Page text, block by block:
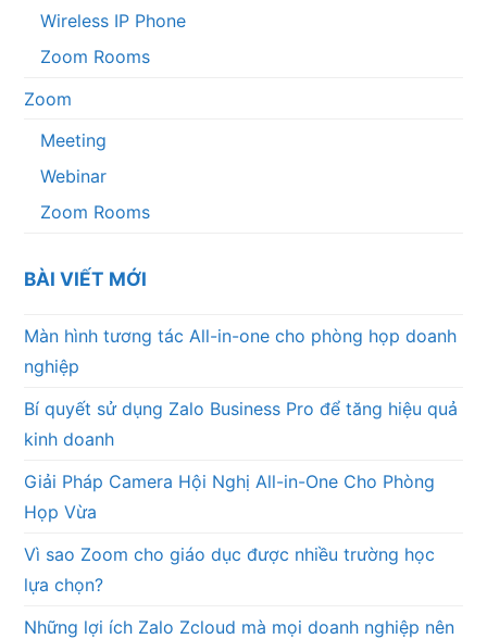
Wireless IP Phone
Zoom Rooms
Zoom
Meeting
Webinar
Zoom Rooms
BÀI VIẾT MỚI
Màn hình tương tác All-in-one cho phòng họp doanh
nghiệp
Bí quyết sử dụng Zalo Business Pro để tăng hiệu quả
kinh doanh
Giải Pháp Camera Hội Nghị All-in-One Cho Phòng
Họp Vừa
Vì sao Zoom cho giáo dục được nhiều trường học
lựa chọn?
Những lợi ích Zalo Zcloud mà mọi doanh nghiệp nên